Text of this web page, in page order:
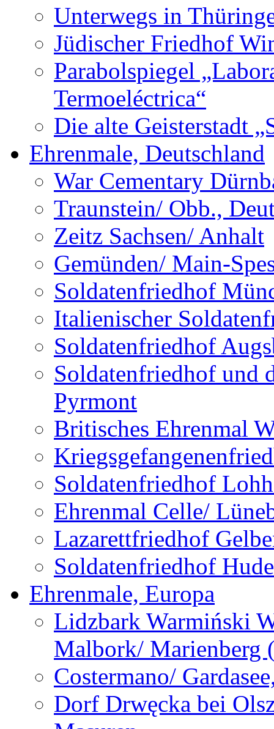
Unterwegs in
Jüdischer Friedhof
Parabolspiegel
Termoeléctrica“
Die alte Geisterstadt
Ehrenmale, Deutschland
War Cementary
Traunstein/ Obb.,
Zeitz Sachsen/ Anhalt
Gemünden/ Main-
Soldatenfriedhof
Italienischer
Soldatenfriedhof
Soldatenfriedhof und
Pyrmont
Britisches Ehrenmal
Soldatenfriedhof
Ehrenmal Celle/
Lazarettfriedhof
Soldatenfriedhof
Ehrenmale, Europa
Lidzbark Warmiński
Malbork/ Marienberg
Costermano/
Dorf Drwęcka bei